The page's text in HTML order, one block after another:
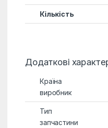
Кількість
Додаткові
Країна
виробник
Тип
запчастини